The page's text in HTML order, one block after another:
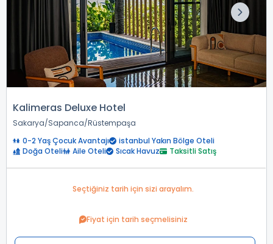
Kalimeras Deluxe Hotel
Sakarya Sapanca Rüstempaşa
0-2 Yaş Çocuk Avantajı
istanbul Yakın Bölge Oteli
Doğa Oteli
Aile Oteli Sıcak Havuz Taksitli Satış
Seçtiğiniz tarih için sizi arayalım.
Fiyat için tarih seçmelisiniz